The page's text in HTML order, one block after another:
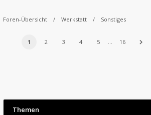
Foren-Übersicht Werkstatt Sonstiges
1 2 3 4 5 … 16
Themen